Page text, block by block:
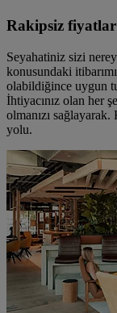
Rakipsiz fiyatlar
Seyahatiniz sizi
konusundaki
olabildiğince uygun
İhtiyacınız olan her
olmanızı
yolu.